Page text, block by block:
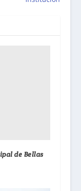
de Bellas